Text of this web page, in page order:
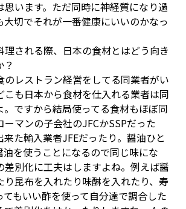
思います。ただ同時に神経質になり過
大切でそれが一番健康にいいのかなっ
理される際、日本の食材とはどう向き
のレストラン経営をしてる同業者がい
こも日本から食材を仕入れる業者は同
。ですから結局使ってる食材もほぼ同
ーマンの子会社のJFCかSSPだった
来た輸入業者JFEだったり。醤油ひと
油を使うことになるので同じ味にな
差別化に工夫はしますよね。例えば醤
り昆布を入れたり味醂を入れたり、寿
てもいい酢を使って自分達で調合した